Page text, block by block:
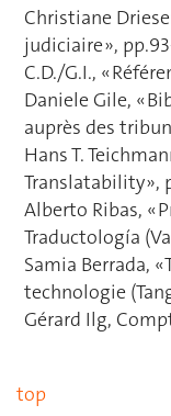
Christiane
judiciaire »,
C.D./G.I., «
Daniele Gile, «
auprès des
Hans T.
Translatability »,
Alberto Ribas, «
Traductología
Samia Berrada,
technologie
Gérard Ilg,
top